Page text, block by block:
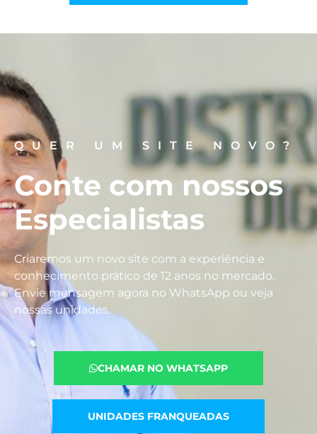
QUER UM SITE NOVO?
Conte com nossos
Especialistas
Criaremos um novo site com a experiência e
conhecimento prático de 12 anos no mercado.
Envie mensagem agora no WhatsApp ou veja
nossas unidades.
CHAMAR NO WHATSAPP
UNIDADES FRANQUEADAS